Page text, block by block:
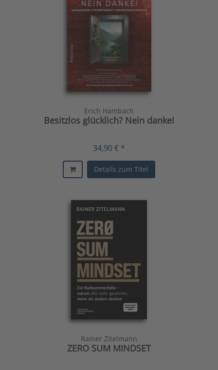
Erich Hambach
Besitzlos glücklich? Nein danke!
34,90 € *
Details zum Titel
Rainer Zitelmann
ZERO SUM MINDSET